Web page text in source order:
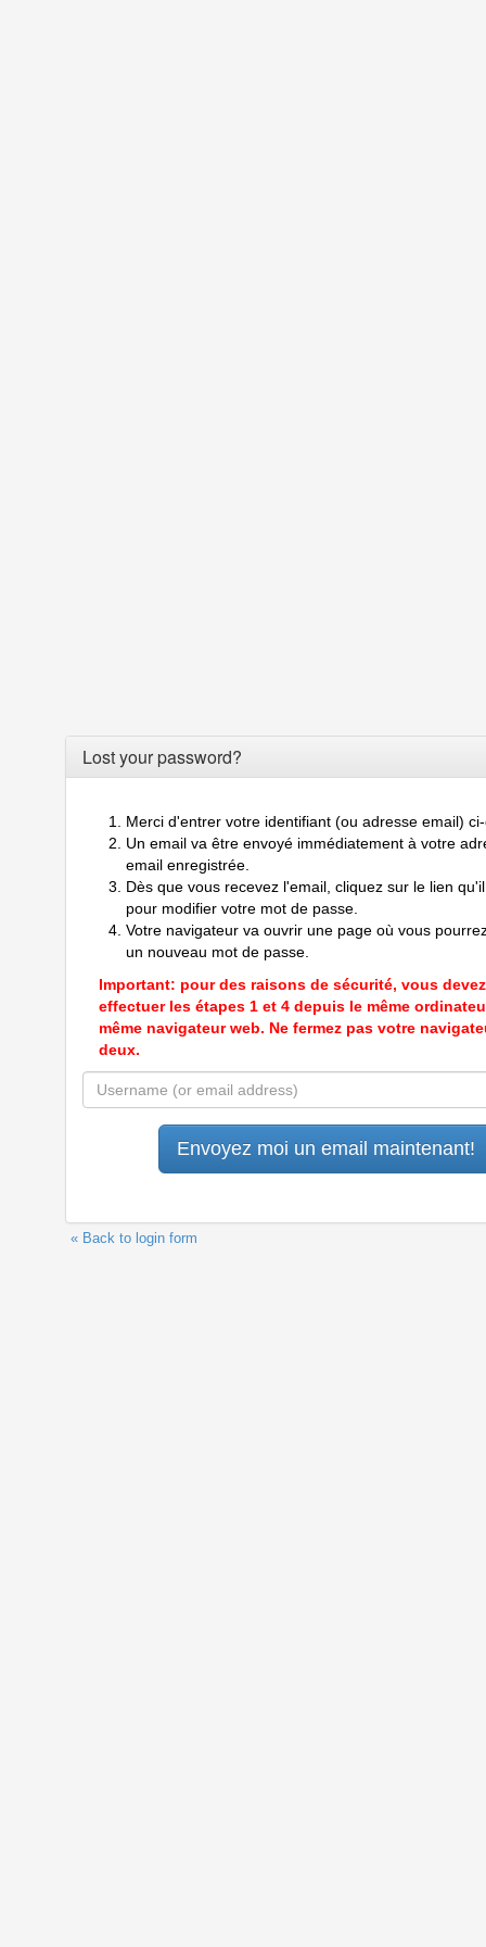
Lost your password?
Merci d'entrer votre identifiant (ou adresse email)
Un email va être envoyé immédiatement à votre
email enregistrée.
Dès que vous recevez l'email, cliquez sur le lien
pour modifier votre mot de passe.
Votre navigateur va ouvrir une page où vous
un nouveau mot de passe.
Important: pour des raisons de sécurité, vous devez
effectuer les étapes 1 et 4 depuis le même
même navigateur web. Ne fermez pas votre
deux.
« Back to login form